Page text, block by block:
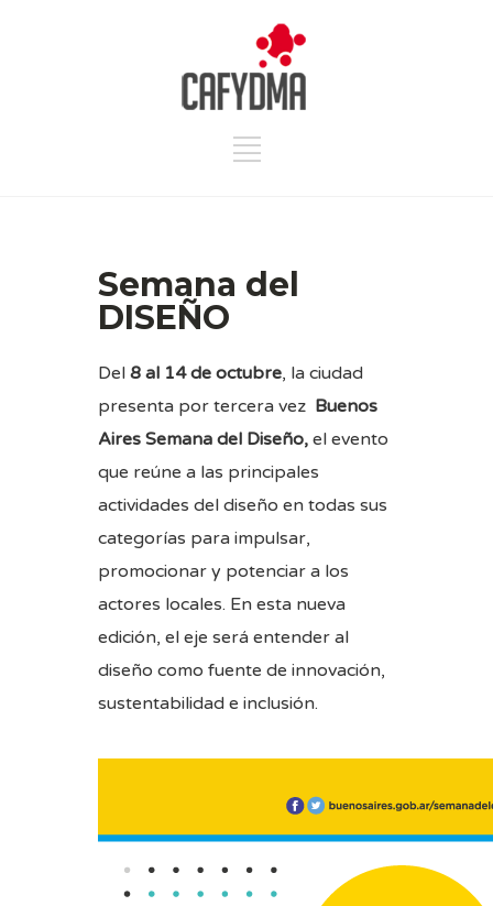
Semana del
DISEÑO
Del 8 al 14 de octubre, la ciudad
presenta por tercera vez Buenos
Aires Semana del Diseño, el evento
que reúne a las principales
actividades del diseño en todas sus
categorías para impulsar,
promocionar y potenciar a los
actores locales. En esta nueva
edición, el eje será entender al
diseño como fuente de innovación,
sustentabilidad e inclusión.